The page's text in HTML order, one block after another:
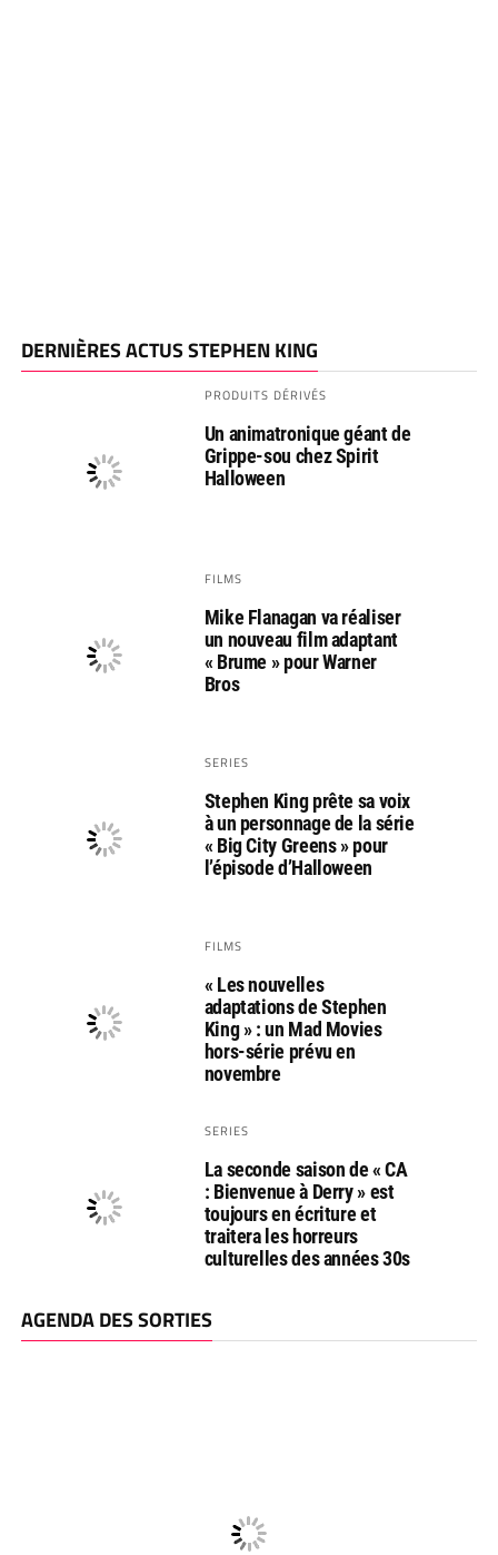
DERNIÈRES ACTUS STEPHEN KING
PRODUITS DÉRIVÉS
Un animatronique géant de
Grippe-sou chez Spirit
Halloween
FILMS
Mike Flanagan va réaliser
un nouveau film adaptant
« Brume » pour Warner
Bros
SERIES
Stephen King prête sa voix
à un personnage de la série
« Big City Greens » pour
l’épisode d’Halloween
FILMS
« Les nouvelles
adaptations de Stephen
King » : un Mad Movies
hors-série prévu en
novembre
SERIES
La seconde saison de « CA
: Bienvenue à Derry » est
toujours en écriture et
traitera les horreurs
culturelles des années 30s
AGENDA DES SORTIES